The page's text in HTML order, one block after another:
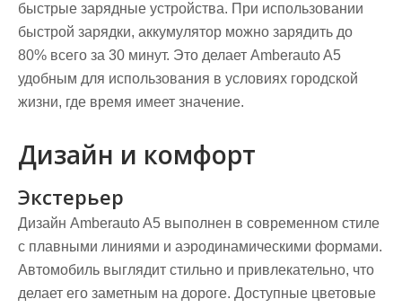
быстрые зарядные устройства. При использовании
быстрой зарядки, аккумулятор можно зарядить до
80% всего за 30 минут. Это делает Amberauto A5
удобным для использования в условиях городской
жизни, где время имеет значение.
Дизайн и комфорт
Экстерьер
Дизайн Amberauto A5 выполнен в современном стиле
с плавными линиями и аэродинамическими формами.
Автомобиль выглядит стильно и привлекательно, что
делает его заметным на дороге. Доступные цветовые